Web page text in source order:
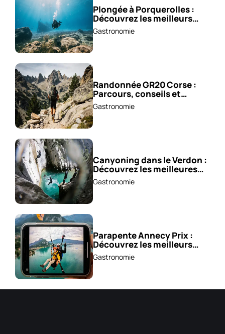
Plongée à Porquerolles :
Découvrez les meilleurs
spots !
Gastronomie
Randonnée GR20 Corse :
Parcours, conseils et
astuces !
Gastronomie
Canyoning dans le Verdon :
Découvrez les meilleures
excursions !
Gastronomie
Parapente Annecy Prix :
Découvrez les meilleurs
vols à partir de 85 €!
Gastronomie